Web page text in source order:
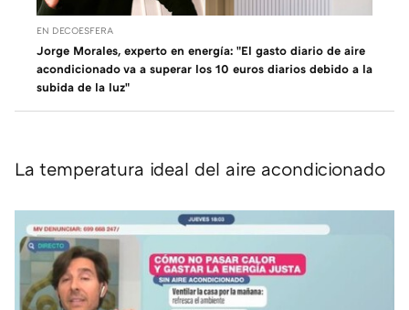
EN DECOESFERA
Jorge Morales, experto en energía: "El gasto diario de aire
acondicionado va a superar los 10 euros diarios debido a la
subida de la luz"
La temperatura ideal del aire acondicionado